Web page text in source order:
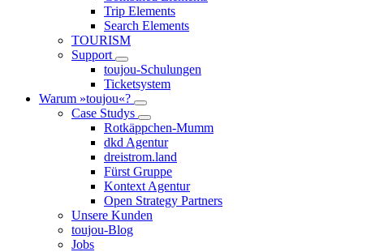
Trip Elements
Search Elements
TOURISM
Support
toujou-Schulungen
Ticketsystem
Warum »toujou«?
Case Studys
Rotkäppchen-Mumm
dkd Agentur
dreistrom.land
Fürst Gruppe
Kontext Agentur
Open Strategy Partners
Unsere Kunden
toujou-Blog
Jobs